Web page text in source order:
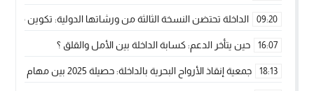
09:20 الداخلة تحتضن النسخة الثالثة من ورشاتها الدولية: تكوين
16:07 حين يتأخر الدعم: كسابة الداخلة بين الأمل والقلق ؟
18:13 جمعية إنقاذ الأرواح البحرية بالداخلة: حصيلة 2025 بين مهام الإنقاذ ومشروع “دار البحار”